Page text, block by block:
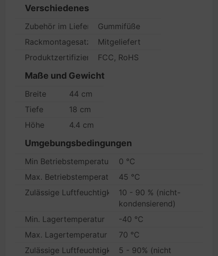
Verschiedenes
Zubehör im LieferumfangGummifüße
Rackmontagesatz
Mitgeliefert
ProduktzertifizierungenFCC, RoHS
Maße und Gewicht
Breite
44 cm
Tiefe
18 cm
Höhe
4.4 cm
Umgebungsbedingungen
Min Betriebstemperatur
0 °C
Max. Betriebstemperatur
45 °C
Zulässige Luftfeuchtigkeit im Betrieb
10 - 90 % (nicht-
kondensierend)
Min. Lagertemperatur
-40 °C
Max. Lagertemperatur
70 °C
Zulässige Luftfeuchtigkeit bei Lagerung
5 - 90% (nicht